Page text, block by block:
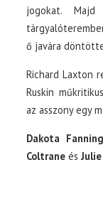
jogokat. Majd
ő javára
Richard Laxton
Ruskin
az asszony egy
Dakota
Coltrane és